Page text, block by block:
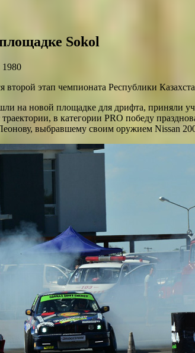
Sokol
1980
второй этап чемпионата Республики
на новой площадке для дрифта, приняли
в категории PRO победу
выбравшему своим оружием Nissan